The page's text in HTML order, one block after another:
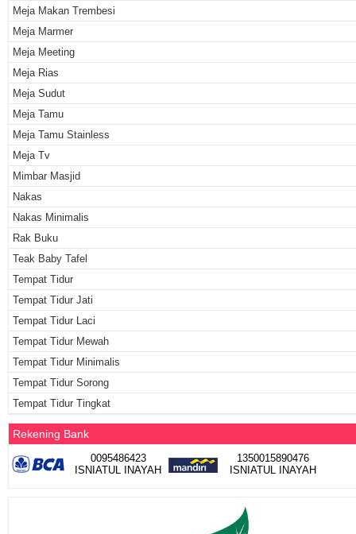
Meja Makan Trembesi
Meja Marmer
Meja Meeting
Meja Rias
Meja Sudut
Meja Tamu
Meja Tamu Stainless
Meja Tv
Mimbar Masjid
Nakas
Nakas Minimalis
Rak Buku
Teak Baby Tafel
Tempat Tidur
Tempat Tidur Jati
Tempat Tidur Laci
Tempat Tidur Mewah
Tempat Tidur Minimalis
Tempat Tidur Sorong
Tempat Tidur Tingkat
Rekening Bank
0095486423
ISNIATUL INAYAH
1350015890476
ISNIATUL INAYAH